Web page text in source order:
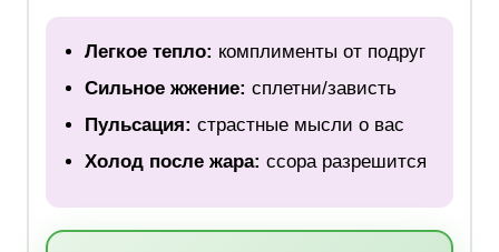
Легкое тепло: комплименты от подруг
Сильное жжение: сплетни/зависть
Пульсация: страстные мысли о вас
Холод после жара: ссора разрешится